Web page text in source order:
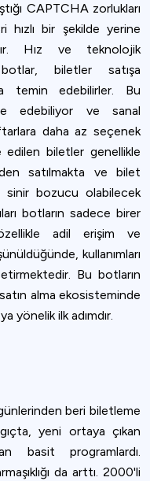
CAPTCHA zorlukları
hızlı bir şekilde yerine
Hız ve teknolojik
biletler satışa
temin edebilirler. Bu
edebiliyor ve sanal
daha az seçenek
edilen biletler genellikle
satılmakta ve bilet
sinir bozucu olabilecek
botların sadece birer
adil erişim ve
kullanımları
Bu botların
alma ekosisteminde
yönelik ilk adımdır.
beri biletleme
yeni ortaya çıkan
basit programlardı.
da arttı. 2000'li